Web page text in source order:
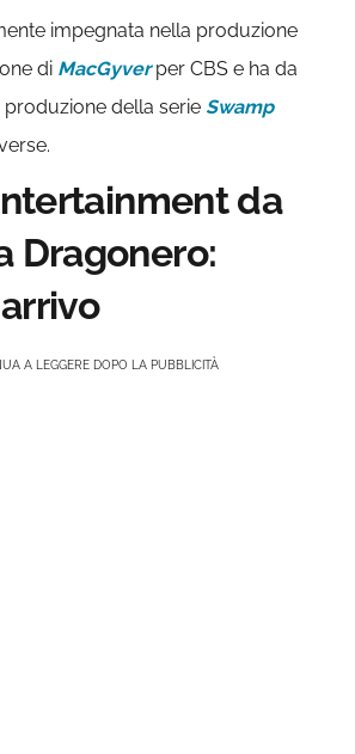
impegnata nella produzione
di MacGyverper CBS e ha da
della serie Swamp
da
Dragonero:
A LEGGERE DOPO LA PUBBLICITÀ